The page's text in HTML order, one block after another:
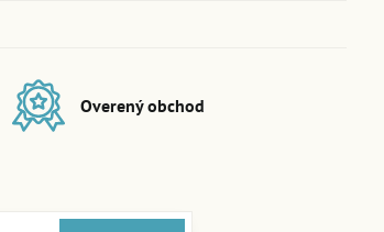
Overený obchod